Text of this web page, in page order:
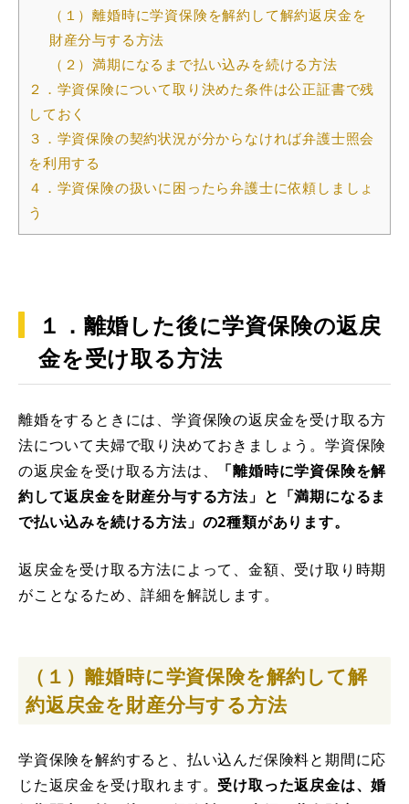
（１）離婚時に学資保険を解約して解約返戻金を
財産分与する方法
（２）満期になるまで払い込みを続ける方法
２．学資保険について取り決めた条件は公正証書で残
しておく
３．学資保険の契約状況が分からなければ弁護士照会
を利用する
４．学資保険の扱いに困ったら弁護士に依頼しましょ
う
１．離婚した後に学資保険の返戻
金を受け取る方法
離婚をするときには、学資保険の返戻金を受け取る方
法について夫婦で取り決めておきましょう。学資保険
の返戻金を受け取る方法は、
「離婚時に学資保険を解
約して返戻金を財産分与する方法」と「満期になるま
で払い込みを続ける方法」の2種類があります。
返戻金を受け取る方法によって、金額、受け取り時期
がことなるため、詳細を解説します。
（１）離婚時に学資保険を解約して解
約返戻金を財産分与する方法
学資保険を解約すると、払い込んだ保険料と期間に応
じた返戻金を受け取れます。 受け取った返戻金は、婚